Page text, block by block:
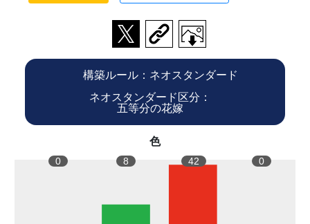
構築ルール：ネオスタンダード
ネオスタンダード区分：
五等分の花嫁
色
0 8 42 0